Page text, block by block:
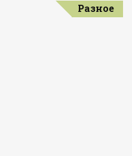
Разное